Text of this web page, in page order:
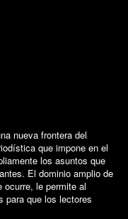
nueva frontera del
que impone en el
los asuntos que
El dominio amplio de
le permite al
para que los lectores